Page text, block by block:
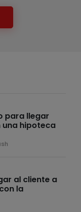
para llegar
una hipoteca
al cliente a
la